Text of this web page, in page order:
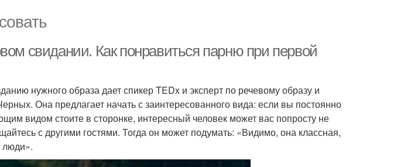
свидании. Как понравиться парню при первой
нужного образа дает спикер TEDx и эксперт по речевому образу и
Она предлагает начать с заинтересованного вида: если вы постоянно
видом стоите в сторонке, интересный человек может вас попросту не
с другими гостями. Тогда он может подумать: «Видимо, она классная,
люди».